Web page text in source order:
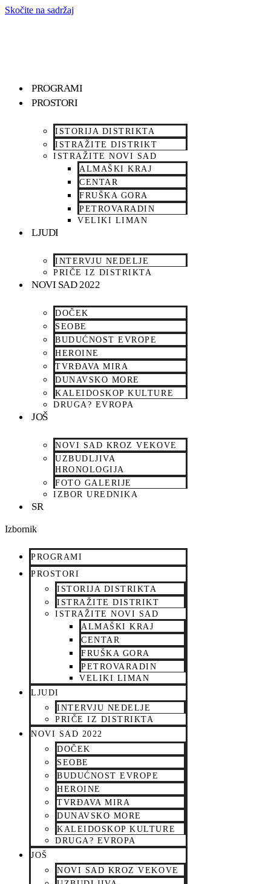
Skočite na sadržaj
PROGRAMI
PROSTORI
ISTORIJA DISTRIKTA
ISTRAŽITE DISTRIKT
ISTRAŽITE NOVI SAD
ALMAŠKI KRAJ
CENTAR
FRUŠKA GORA
PETROVARADIN
VELIKI LIMAN
LJUDI
INTERVJU NEDELJE
PRIČE IZ DISTRIKTA
NOVI SAD 2022
DOČEK
SEOBE
BUDUĆNOST EVROPE
HEROINE
TVRĐAVA MIRA
DUNAVSKO MORE
KALEIDOSKOP KULTURE
DRUGA? EVROPA
JOŠ
NOVI SAD KROZ VEKOVE
UZBUDLJIVA
HRONOLOGIJA
FOTO GALERIJE
IZBOR UREDNIKA
SR
Izbornik
PROGRAMI
PROSTORI
ISTORIJA DISTRIKTA
ISTRAŽITE DISTRIKT
ISTRAŽITE NOVI SAD
ALMAŠKI KRAJ
CENTAR
FRUŠKA GORA
PETROVARADIN
VELIKI LIMAN
LJUDI
INTERVJU NEDELJE
PRIČE IZ DISTRIKTA
NOVI SAD 2022
DOČEK
SEOBE
BUDUĆNOST EVROPE
HEROINE
TVRĐAVA MIRA
DUNAVSKO MORE
KALEIDOSKOP KULTURE
DRUGA? EVROPA
JOŠ
NOVI SAD KROZ VEKOVE